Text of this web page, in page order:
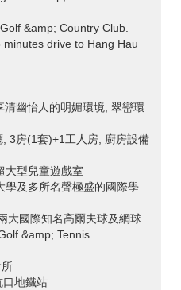
&amp; Country Club.
drive to Hang Hau
幽怡人的明媚環境, 翠巒環
3房(1套)+1工人房, 廚房設備
大型兒童遊戲室
學及多所名聲極盛的國際學
大國際知名高爾夫球及網球
&amp; Tennis
口地鐵站